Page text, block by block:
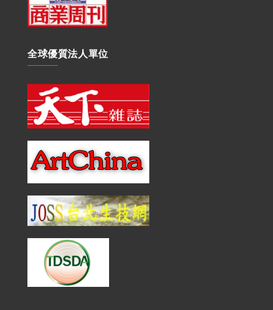
全球優質法人單位